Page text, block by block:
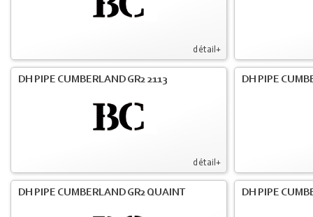
détail+
détail+
DH PIPE CUMBERLAND GR2 2113 DH PIPE
DH PIPE CUMBERLAND GR2 QUAINT DH PIPE